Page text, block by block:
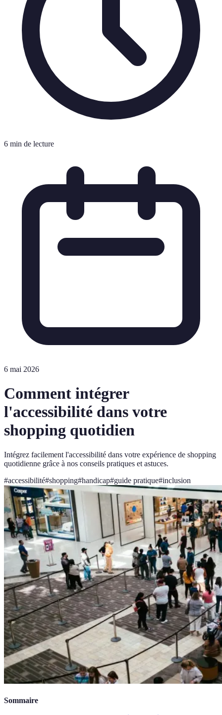
6 min de lecture
6 mai 2026
Comment intégrer
l'accessibilité dans votre
shopping quotidien
Intégrez facilement l'accessibilité dans votre expérience de shopping
quotidienne grâce à nos conseils pratiques et astuces.
#accessibilité#shopping#handicap#guide pratique#inclusion
Sommaire